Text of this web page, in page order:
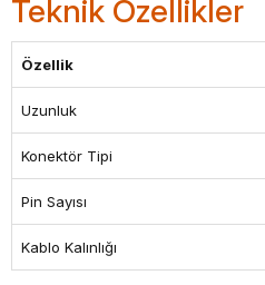
Teknik Özellikler
Özellik
Uzunluk
Konektör Tipi
Pin Sayısı
Kablo Kalınlığı